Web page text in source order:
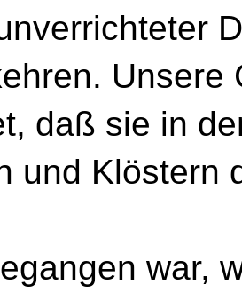
Unsere
daß sie in
und Klöstern
war,